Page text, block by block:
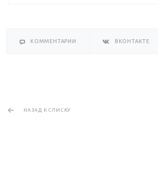
КОММЕНТАРИИ ВКОНТАКТЕ
НАЗАД К СПИСКУ